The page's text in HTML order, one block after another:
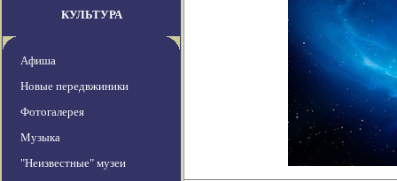
КУЛЬТУРА
Афиша
Новые передвжиники
Фотогалерея
Музыка
"Неизвестные" музеи